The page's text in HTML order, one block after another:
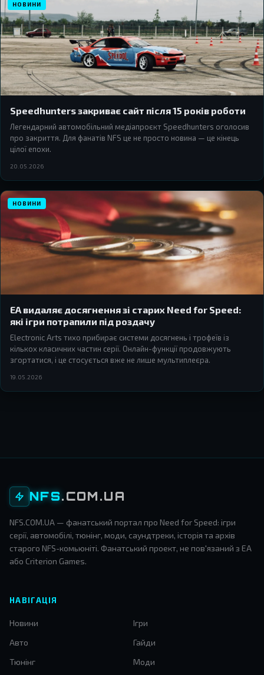
НОВИНИ
Speedhunters закриває сайт після 15 років роботи
Легендарний автомобільний медіапроєкт Speedhunters оголосив
про закриття. Для фанатів NFS це не просто новина — це кінець
цілої епохи.
20.05.2026
НОВИНИ
EA видаляє досягнення зі старих Need for Speed:
які ігри потрапили під роздачу
Electronic Arts тихо прибирає системи досягнень і трофеїв із
кількох класичних частин серії. Онлайн-функції продовжують
згортатися, і це стосується вже не лише мультиплеєра.
19.05.2026
NFS.COM.UA
NFS.COM.UA — фанатський портал про Need for Speed: ігри
серії, автомобілі, тюнінг, моди, саундтреки, історія та архів
старого NFS-комьюніті. Фанатський проект, не пов'язаний з EA
або Criterion Games.
НАВІГАЦІЯ
Новини
Ігри
Авто
Гайди
Тюнінг
Моди